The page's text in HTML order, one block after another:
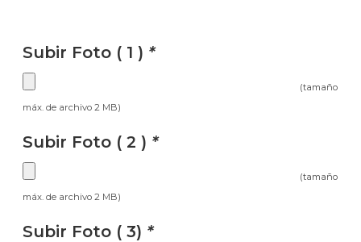
Subir Foto ( 1 ) *
(tamaño
máx. de archivo 2 MB)
Subir Foto ( 2 ) *
(tamaño
máx. de archivo 2 MB)
Subir Foto ( 3) *